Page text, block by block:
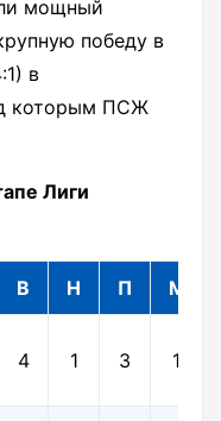
мощный
победу в
в
которым ПСЖ
Лиги
В Н П Мячи
4 1 3 10-11